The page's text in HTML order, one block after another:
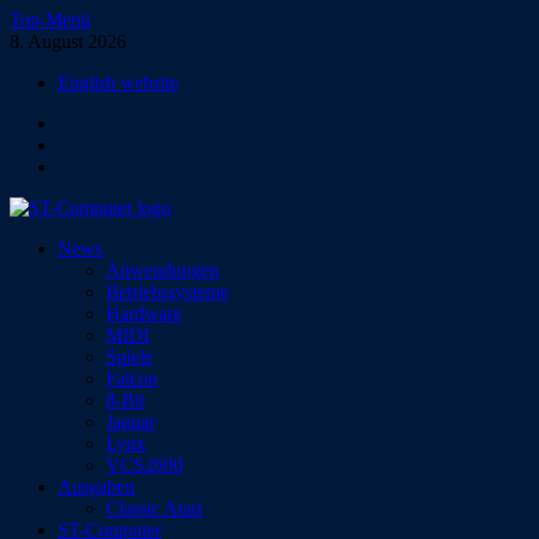
Zum
Inhalt
Top-Menü
8. August 2026
English website
ST-Computer
Das Magazin für Atari-Computer und -Konsolen
News
Anwendungen
Betriebssysteme
Hardware
MIDI
Spiele
Falcon
8-Bit
Jaguar
Lynx
VCS2600
Ausgaben
Classic Atari
ST-Computer